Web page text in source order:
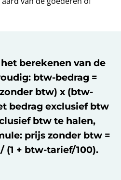
berekenen van de
btw-bedrag =
btw) x (btw-
bedrag exclusief btw
btw te halen,
prijs zonder btw =
(1 + btw-tarief/100).